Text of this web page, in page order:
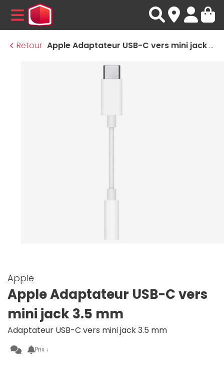
MENU
Retour
Apple Adaptateur USB-C vers mini jack 3.5 mm
Apple
Apple Adaptateur USB-C vers
mini jack 3.5 mm
Adaptateur USB-C vers mini jack 3.5 mm
Prix ↓